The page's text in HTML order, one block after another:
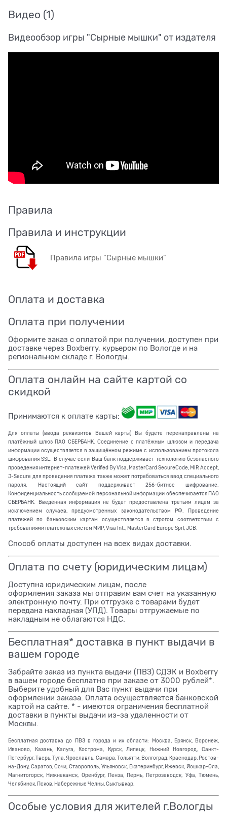
Видео (1)
Видеообзор игры "Сырные мышки" от издателя
Правила
Правила и инструкции
Правила игры "Сырные мышки"
Оплата и доставка
Оплата при получении
Оформите заказ с оплатой при получении, доступен при
доставке через Boxberry, курьером по Вологде и на
региональном складе г. Вологды.
Оплата онлайн на сайте картой со
скидкой
Принимаются к оплате карты:
Для оплаты (ввода реквизитов Вашей карты) Вы будете перенаправлены на
платёжный шлюз ПАО СБЕРБАНК. Соединение с платёжным шлюзом и передача
информации осуществляется в защищённом режиме с использованием протокола
шифрования SSL. В случае если Ваш банк поддерживает технологию безопасного
проведения интернет-платежей Verified By Visa, MasterCard SecureCode, MIR Accept,
J-Secure для проведения платежа также может потребоваться ввод специального
пароля. Настоящий сайт поддерживает 256-битное шифрование.
Конфиденциальность сообщаемой персональной информации обеспечивается ПАО
СБЕРБАНК. Введённая информация не будет предоставлена третьим лицам за
исключением случаев, предусмотренных законодательством РФ. Проведение
платежей по банковским картам осуществляется в строгом соответствии с
требованиями платёжных систем МИР, Visa Int., MasterCard Europe Sprl, JCB.
Способ оплаты доступен на всех видах доставки.
Оплата по счету (юридическим лицам)
Доступна юридическим лицам, после
оформления заказа мы отправим вам счет на указанную
электронную почту. При отгрузке с товарами будет
передана накладная (УПД). Товары отгружаемые по
накладным не облагаются НДС.
Бесплатная* доставка в пункт выдачи в
вашем городе
Забрайте заказ из пункта выдачи (ПВЗ) СДЭК и Boxberry
в вашем городе бесплатно при заказе от 3000 рублей*.
Выберите удобный для Вас пункт выдачи при
оформлении заказа. Оплата осуществляется банковской
картой на сайте. * - имеются ограничения бесплатной
доставки в пункты выдачи из-за удаленности от
Москвы.
Бесплатная доставка до ПВЗ в города и их области: Москва, Брянск, Воронеж,
Иваново, Казань, Калуга, Кострома, Курск, Липецк, Нижний Новгород, Санкт-
Петербург, Тверь, Тула, Ярославль, Самара, Тольятти, Волгоград, Краснодар, Ростов-
на-Дону, Саратов, Сочи, Ставрополь, Ульяновск, Екатеринбург, Ижевск, Йошкар-Ола,
Магнитогорск, Нижнекамск, Оренбург, Пенза, Пермь, Петрозаводск, Уфа, Тюмень,
Челябинск, Псков, Набережные Челны, Сыктывкар.
Особые условия для жителей г.Вологды